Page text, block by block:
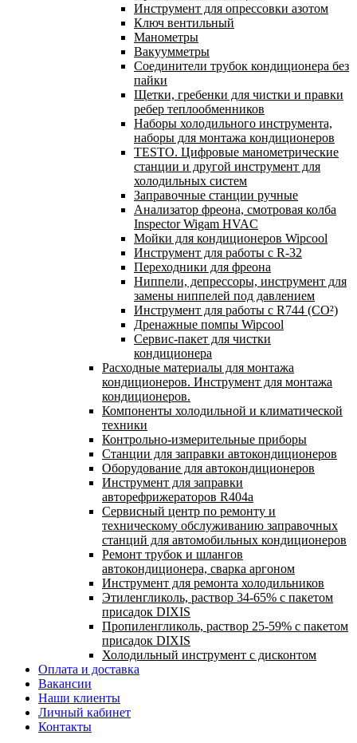
Инструмент для опрессовки азотом
Ключ вентильный
Манометры
Вакуумметры
Соединители трубок кондиционера без
пайки
Щетки, гребенки для чистки и правки
ребер теплообменников
Наборы холодильного инструмента,
наборы для монтажа кондиционеров
TESTO. Цифровые манометрические
станции и другой инструмент для
холодильных систем
Заправочные станции ручные
Анализатор фреона, смотровая колба
Inspector Wigam HVAC
Мойки для кондиционеров Wipcool
Инструмент для работы с R-32
Переходники для фреона
Ниппели, депрессоры, инструмент для
замены ниппелей под давлением
Инструмент для работы с R744 (CO²)
Дренажные помпы Wipcool
Сервис-пакет для чистки
кондиционера
Расходные материалы для монтажа
кондиционеров. Инструмент для монтажа
кондиционеров.
Компоненты холодильной и климатической
техники
Контрольно-измерительные приборы
Станции для заправки автокондиционеров
Оборудование для автокондиционеров
Инструмент для заправки
авторефрижераторов R404a
Сервисный центр по ремонту и
техническому обслуживанию заправочных
станций для автомобильных кондиционеров
Ремонт трубок и шлангов
автокондиционера, сварка аргоном
Инструмент для ремонта холодильников
Этиленгликоль, раствор 34-65% с пакетом
присадок DIXIS
Пропиленгликоль, раствор 25-59% с пакетом
присадок DIXIS
Холодильный инструмент с дисконтом
Оплата и доставка
Вакансии
Наши клиенты
Личный кабинет
Контакты